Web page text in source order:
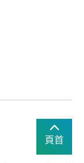
頁首